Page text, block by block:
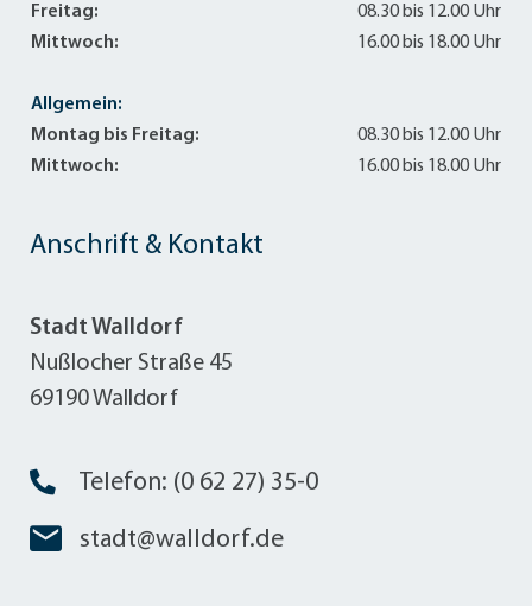
Anschrift & Kontakt
Stadt Walldorf
Nußlocher Straße 45
69190 Walldorf
Telefon: (0 62 27) 35-0
stadt@walldorf.de
Freitag:
08.30 bis 12.00 Uhr
Mittwoch:
16.00 bis 18.00 Uhr
Allgemein:
Montag bis Freitag:
08.30 bis 12.00 Uhr
Mittwoch:
16.00 bis 18.00 Uhr